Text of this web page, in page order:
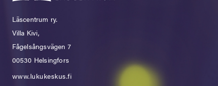
Läscentrum ry.
Villa Kivi,
Fågelsångsvägen 7
00530 Helsingfors
www.lukukeskus.fi